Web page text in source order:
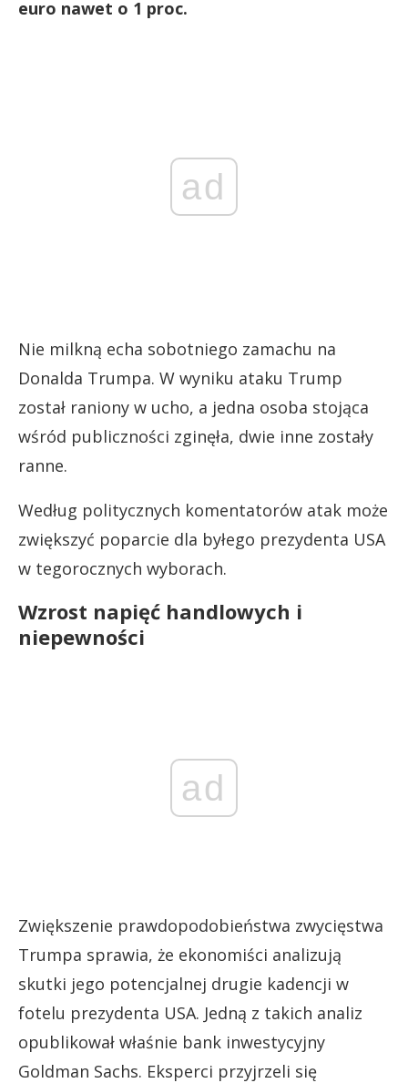
euro nawet o 1 proc.
ad
Nie milkną echa sobotniego zamachu na
Donalda Trumpa. W wyniku ataku Trump
został raniony w ucho, a jedna osoba stojąca
wśród publiczności zginęła, dwie inne zostały
ranne.
Według politycznych komentatorów atak może
zwiększyć poparcie dla byłego prezydenta USA
w tegorocznych wyborach.
Wzrost napięć handlowych i
niepewności
ad
Zwiększenie prawdopodobieństwa zwycięstwa
Trumpa sprawia, że ekonomiści analizują
skutki jego potencjalnej drugie kadencji w
fotelu prezydenta USA. Jedną z takich analiz
opublikował właśnie bank inwestycyjny
Goldman Sachs. Eksperci przyjrzeli się